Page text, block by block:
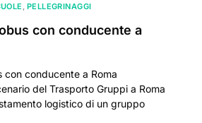
PELLEGRINAGGI
con conducente a
con conducente a Roma
del Trasporto Gruppi a Roma
logistico di un gruppo